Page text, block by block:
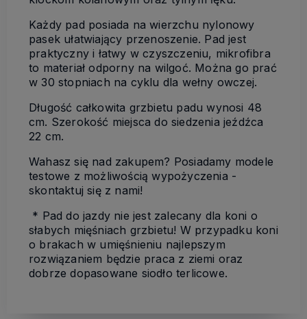
Każdy pad posiada na wierzchu nylonowy
pasek ułatwiający przenoszenie. Pad jest
praktyczny i łatwy w czyszczeniu, mikrofibra
to materiał odporny na wilgoć. Można go prać
w 30 stopniach na cyklu dla wełny owczej.
Długość całkowita grzbietu padu wynosi 48
cm. Szerokość miejsca do siedzenia jeźdźca
22 cm.
Wahasz się nad zakupem? Posiadamy modele
testowe z możliwością wypożyczenia -
skontaktuj się z nami!
* Pad do jazdy nie jest zalecany dla koni o
słabych mięśniach grzbietu! W przypadku koni
o brakach w umięśnieniu najlepszym
rozwiązaniem będzie praca z ziemi oraz
dobrze dopasowane siodło terlicowe.